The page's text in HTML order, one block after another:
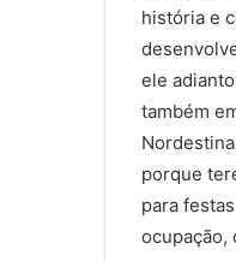
história e
ele
também
porque
para
ocupação,